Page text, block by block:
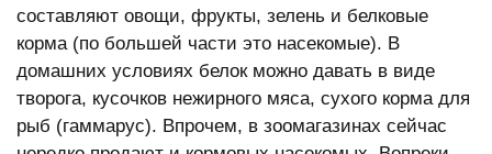
составляют овощи, фрукты, зелень и белковые
корма (по большей части это насекомые). В
домашних условиях белок можно давать в виде
творога, кусочков нежирного мяса, сухого корма для
рыб (гаммарус). Впрочем, в зоомагазинах сейчас